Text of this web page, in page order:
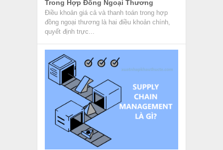
Trong Hợp Đồng Ngoại Thương
Điều khoản giá cả và thanh toán trong hợp
đồng ngoại thương là hai điều khoản chính,
quyết định trực...